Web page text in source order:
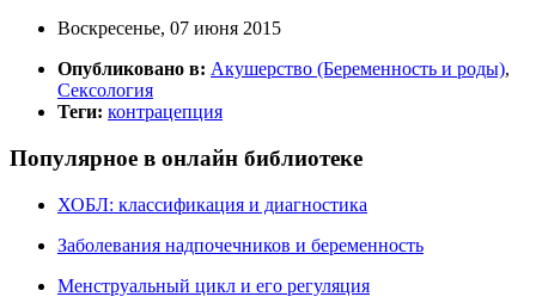
Воскресенье, 07 июня 2015
Опубликовано в: Акушерство (Беременность и роды),
Сексология
Теги: контрацепция
Популярное в онлайн библиотеке
ХОБЛ: классификация и диагностика
Заболевания надпочечников и беременность
Менструальный цикл и его регуляция